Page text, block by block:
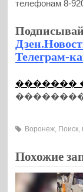
телефонам 8-
Телеграм-
�������
Воронеж, Поиск,
Похожие